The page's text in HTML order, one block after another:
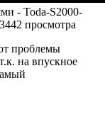
- Toda-S2000-
просмотра
проблемы
на впускное